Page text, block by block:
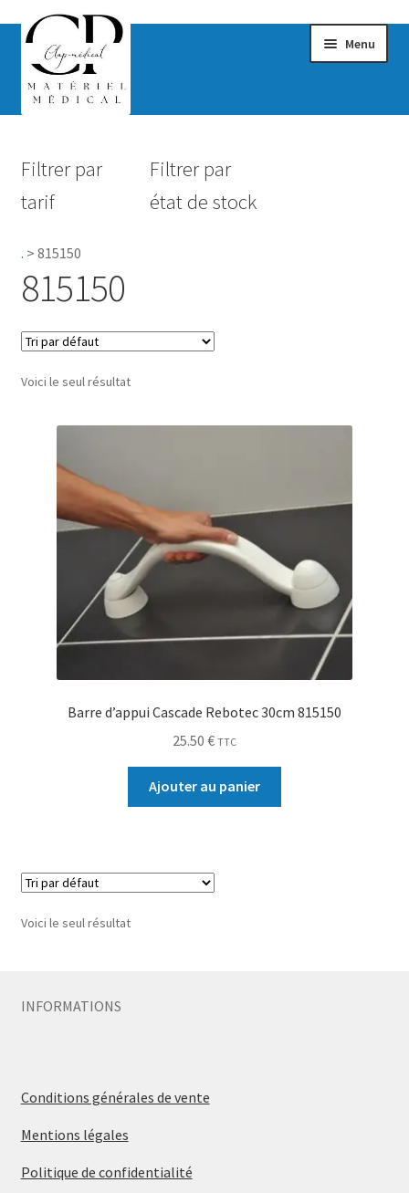
Menu
Hygiène
Accessoires Salle de bain
0.00 €
Filtrer par
tarif
Filtrer par
état de stock
. > 815150
815150
Voici le seul résultat
Barre d’appui Cascade Rebotec 30cm 815150
25.50 € TTC
Ajouter au panier
Voici le seul résultat
INFORMATIONS
Conditions générales de vente
Mentions légales
Politique de confidentialité